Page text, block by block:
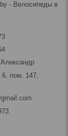
- Велосипеды в
Александр
пом. 147,